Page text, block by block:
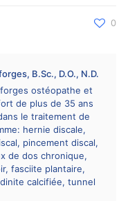
0
B.Sc., D.O., N.D.
ostéopathe et
de plus de 35 ans
le traitement de
hernie discale,
pincement discal,
de dos chronique,
fasciite plantaire,
calcifiée, tunnel